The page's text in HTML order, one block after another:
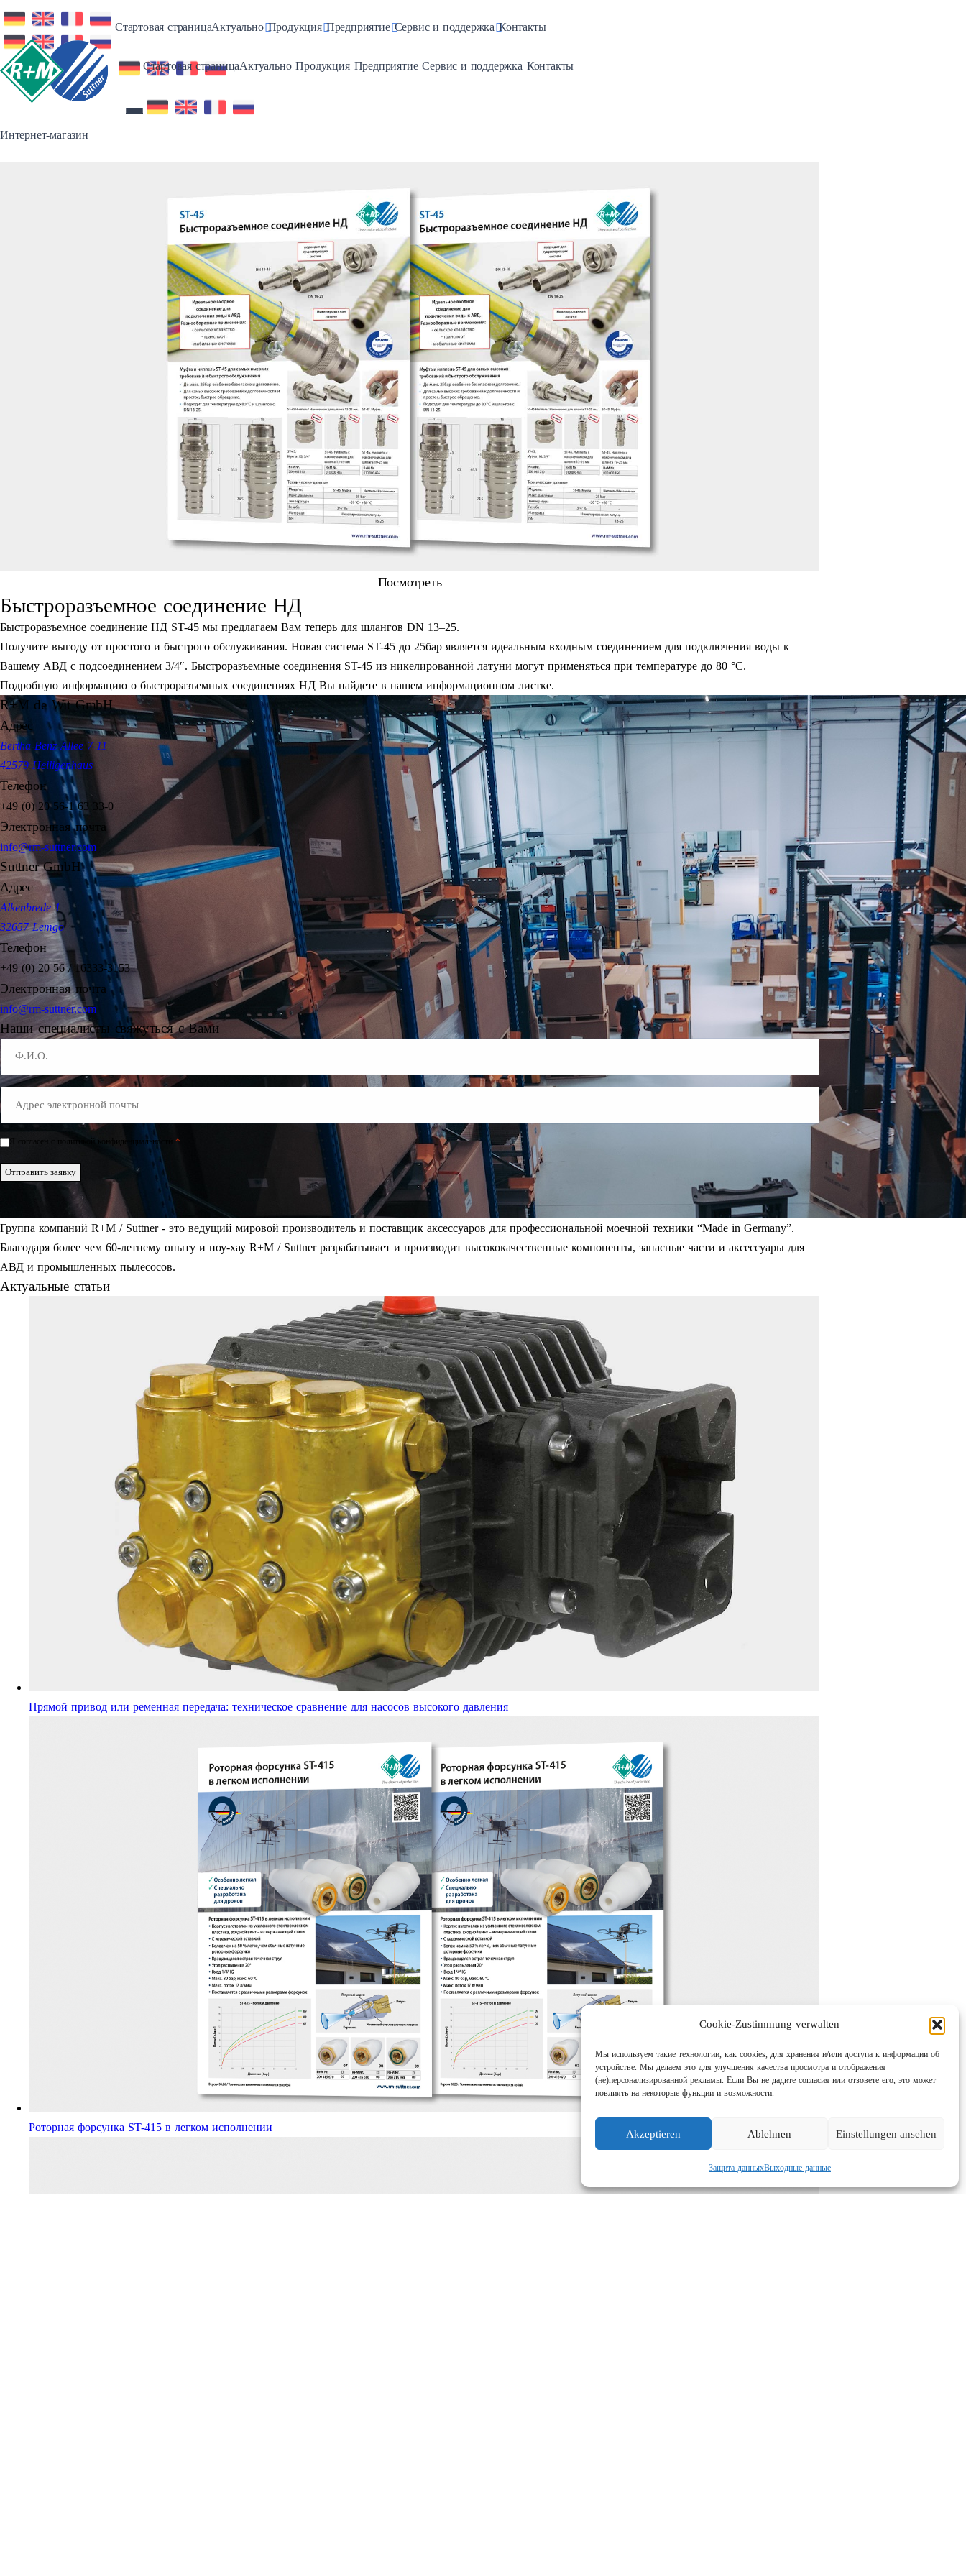
Cookie-Zustimmung verwalten
Мы используем такие технологии, как cookies, для хранения и/или доступа к информации об
устройстве. Мы делаем это для улучшения качества просмотра и отображения
(не)персонализированной рекламы. Если Вы не дадите согласия или отзовете его, это может
повлиять на некоторые функции и возможности.
Akzeptieren Ablehnen Einstellungen ansehen
Защита данныхВыходные данные
Стартовая страницаАктуальноToggle Dropdown
ПродукцияToggle Dropdown
ПредприятиеToggle Dropdown
Сервис и поддержкаToggle Dropdown
Контакты
Интернет-магазин
Стартовая страницаАктуальноToggle Dropdown
ПродукцияToggle Dropdown
ПредприятиеToggle Dropdown
Сервис и поддержкаToggle Dropdown
Контакты
Посмотреть
Быстроразъемное соединение НД
Быстроразъемное соединение НД ST-45 мы предлагаем Вам теперь для шлангов DN 13–25.
Получите выгоду от простого и быстрого обслуживания. Новая система ST-45 до 25бар является идеальным входным соединением для подключения воды к
Вашему АВД с подсоединением 3/4″. Быстроразъемные соединения ST-45 из никелированной латуни могут применяться при температуре до 80 °C.
Подробную информацию о быстроразъемных соединениях НД Вы найдете в нашем информационном листке.
R+M de Wit GmbH
Адрес
Bertha-Benz-Allee 7-11
42579 Heiligenhaus
Телефон
+49 (0) 20 56-1 63 33-0
Электронная почта
info@rm-suttner.com
Suttner GmbH
Адрес
Alkenbrede 1
32657 Lemgo
Телефон
+49 (0) 20 56 / 16333-3153
Электронная почта
info@rm-suttner.com
Наши специалисты свяжуться с Вами
Mail
Einwilligung
Я согласен с политикой конфиденциальности. *
Отправить заявку
Группа компаний R+M / Suttner - это ведущий мировой производитель и поставщик аксессуаров для профессиональной моечной техники “Made in Germany”.
Благодаря более чем 60-летнему опыту и ноу-хау R+M / Suttner разрабатывает и производит высококачественные компоненты, запасные части и аксессуары для
АВД и промышленных пылесосов.
Актуальные статьи
Прямой привод или ременная передача: техническое сравнение для насосов высокого давления
Роторная форсунка ST-415 в легком исполнении